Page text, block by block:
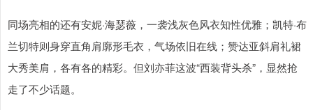
同场亮相的还有安妮·海瑟薇，一袭浅灰色风衣知性优雅；凯特·布
兰切特则身穿直角肩廓形毛衣，气场依旧在线；赞达亚斜肩礼裙
大秀美肩，各有各的精彩。但刘亦菲这波“西装背头杀”，显然抢
走了不少话题。